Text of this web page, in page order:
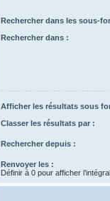
Rechercher dans les sous-
Rechercher dans :
Afficher les résultats sous
Classer les résultats par :
Rechercher depuis :
Renvoyer les :
Définir à 0 pour afficher